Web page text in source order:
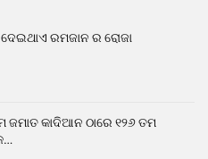
ରମଜାନ ର ରୋଜା
କାଦିଆନ ଠାରେ ୧୨୬ ତମ